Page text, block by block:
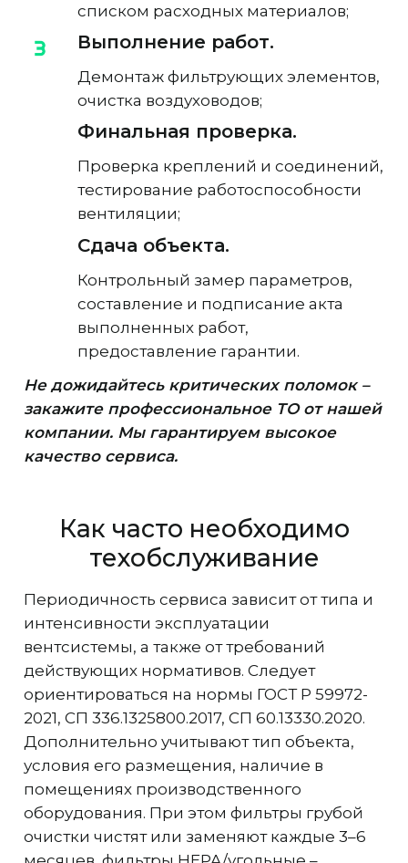
списком расходных материалов;
Выполнение работ.
Демонтаж фильтрующих элементов,
очистка воздуховодов;
Финальная проверка.
Проверка креплений и соединений,
тестирование работоспособности
вентиляции;
Сдача объекта.
Контрольный замер параметров,
составление и подписание акта
выполненных работ,
предоставление гарантии.
Не дожидайтесь критических поломок –
закажите профессиональное ТО от нашей
компании. Мы гарантируем высокое
качество сервиса.
Как часто необходимо
техобслуживание
Периодичность сервиса зависит от типа и
интенсивности эксплуатации
вентсистемы, а также от требований
действующих нормативов. Следует
ориентироваться на нормы ГОСТ Р 59972-
2021, СП 336.1325800.2017, СП 60.13330.2020.
Дополнительно учитывают тип объекта,
условия его размещения, наличие в
помещениях производственного
оборудования. При этом фильтры грубой
очистки чистят или заменяют каждые 3–6